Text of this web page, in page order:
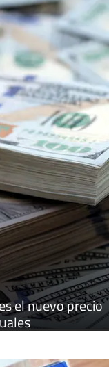
el nuevo precio